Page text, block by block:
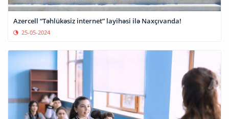
Azercell “Təhlükəsiz internet” layihəsi ilə Naxçıvanda!
25-05-2024